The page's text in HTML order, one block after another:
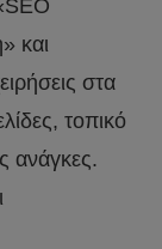
και
στα
τοπικό
ανάγκες.